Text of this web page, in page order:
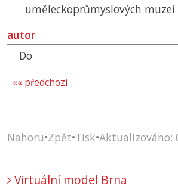
uměleckoprůmyslových muzeí
autor
Do
«« předchozí
Nahoru•Zpět•Tisk•Aktualizováno:
Virtuální model Brna